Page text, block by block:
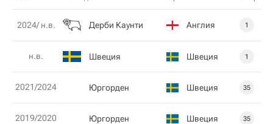
2024/ н.в. Дерби Каунти Англия 1
н.в. Швеция Швеция 1
2021/2024 Юргорден Швеция 35
2019/2020 Юргорден Швеция 35